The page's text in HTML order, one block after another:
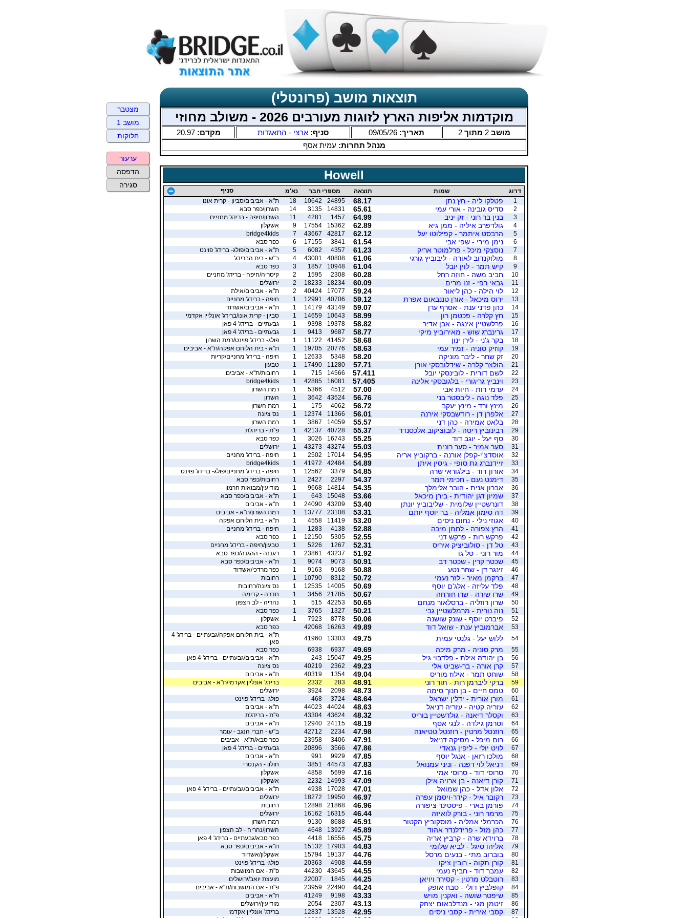
תוצאות מושב (פרונטלי)
מוקדמות אליפות הארץ לזוגות מעורבים 2026 - משולב מחוזי
מושב 2 מתוך 2 תאריך:09/05/26 סניף: ארצי - התאגדות מקדם:20.97
מנהל תחרות: עמית אסף
Howell
דרוג שמות תוצאה מספרי חבר נא'מ
סניף
1
פטלקו ליה - חץ נתן 68.17
24895
10642
18
ת"א - אביבים/סביון - קרית אונו
2
סדיס גובינה - אורי עמי 65.61
14831
3135
14
השרון/כפר סבא
3
בנין בר רוני - זק יניב 64.99
1457
4281
11
השרון/חיפה - ברידג' מחניים
4
גולדפרב איליה - ממן גיא 62.89
15362
17554
9
אשקלון
5
הרבסט איתמר - קפילוטו יעל 62.12
42817
43667
7
bridge4kids
6
נימן מירי - שפי אבי 61.54
3841
17155
6
כפר סבא
7
נוסצקי מיכל - פרלמוטר אריק 61.23
4357
6082
5
ת"א - אביבים/פולג- ברידג' פוינט
8
מולוקנדוב לאורה - ליבוביץ גורגי 61.06
40808
43001
4
ב"ש - בית הברידג'
9
קיש תמר - לוין יובל 61.04
10948
1857
3
כפר סבא
10
חביב משה - חוזה רחל 60.28
2308
1595
2
קיסריה/חיפה - ברידג' מחניים
11
גבאי רפי - זנו מרים 60.09
18234
18233
2
ירושלים
12
לוי הילה - כהן ליאור 59.24
17077
40424
2
ת"א - אביבים/אילת
13
ירוס מיכאל - אורן טננבאום אפרת 59.12
40706
12991
1
חיפה - ברידג' מחניים
14
כהן פדני ענת - אסרף ערן 59.07
43149
14179
1
ת"א - אביבים/אשדוד
15
חץ קלרה - פכטמן רון 58.99
10643
14659
1
סביון - קרית אונו/ברידג' אונליין אקדמי
16
פרלשטיין אינגה - אבן אדיר 58.82
19378
9398
1
גבעתיים - ברידג' 4 פאן
17
גרינברג שוש - מאירוביץ מיקי 58.77
9687
9413
1
גבעתיים - ברידג' 4 פאן
18
בקר ג'ני - לירן ינון 58.68
41452
11122
1
פולג- ברידג' פוינט/רמת השרון
19
קוזיק סוניה - זמיר עמי 58.63
20776
19705
1
ת"א - בית הלוחם אפקה/ת"א - אביבים
20
זק שחר - ליבר מוניקה 58.20
5348
12633
1
חיפה - ברידג' מחניים/קריות
21
הולצר קלרה - שידלובסקי אורן 57.71
11280
17490
1
טבעון
22
לשם דורית - לובינסקי יובל 57.411
14566
715
1
רחובות/ת"א - אביבים
23
וינביץ גריגורי - בלגובסקי אלינה 57.405
16081
42885
1
bridge4kids
24
ערמי רות - חיות אבי 57.00
4512
5366
1
רמת השרון
25
פלד נוגה - ליבסטר בני 56.76
43524
3642
1
השרון
26
מינץ ורד - מינץ יעקב 56.72
4062
175
1
רמת השרון
27
אלפרן דן - רודשבסקי אירנה 56.01
11366
12374
1
נס ציונה
28
בלאט אמירה - כהן דני 55.57
14059
3867
1
רמת השרון
29
רבינוביץ ריטה - לובוציקוב אלכסנדר 55.37
40728
42137
1
פ''ת - ברידג'ת
30
סף יעל - יוגב דוד 55.25
16743
3026
1
כפר סבא
31
סער אמיר - סער רונית 55.03
43274
43273
1
ירושלים
32
אוסדצ'י-קפלן אורנה - ברקוביץ אריה 54.95
17014
2502
1
חיפה - ברידג' מחניים
33
זיידנברג גת סופי - גיסין איתן 54.89
42484
41972
1
bridge4kids
34
אורון דוד - בילגוראי שרה 54.85
3379
12562
1
חיפה - ברידג' מחניים/פולג- ברידג' פוינט
35
דימנט נעם - חכימי תמר 54.37
2297
2427
1
רחובות/כפר סבא
36
אברון אנית - הובר אלימלך 54.35
14814
9668
1
מודיעין/מבואות חרמון
37
שמיון דגן יהודית - בירן מיכאל 53.66
15048
643
1
ת"א - אביבים/כפר סבא
38
דונרשטיין שלומית - שליבוביץ יונתן 53.40
43209
24090
1
ת"א - אביבים
39
דה סימון אמליה - בר יוסף יותם 53.31
23108
13777
1
רמת השרון/ת"א - אביבים
40
אגוזי נילי - נחום ניסים 53.20
11419
4558
1
ת"א - בית הלוחם אפקה
41
הרץ צפורה - לחמן מיכה 52.88
4138
1283
1
חיפה - ברידג' מחניים
42
פרקש רות - פרקש דני 52.55
5305
12150
1
כפר סבא
43
טל דן - סולוביציק איריס 52.31
1267
5226
1
טבעון/חיפה - ברידג' מחניים
44
מור רוני - טל גו 51.92
43237
23861
1
רעננה - ההגנה/כפר סבא
45
שכטר קרין - שכטר דב 50.91
9073
9074
1
ת"א - אביבים/כפר סבא
46
זינגר דן - שחר נטע 50.88
9168
9163
1
כפר מרדכי/אשדוד
47
ברקמן מאיר - לזר נעמי 50.72
8312
10790
1
רחובות
48
פלד עליזה - אלג'ם יוסף 50.69
14005
12535
1
נס ציונה/רחובות
49
שרו שירה - שרו חורחה 50.67
21785
3456
1
חדרה - קדימה
50
שרון רוזליה - ברסלאור מנחם 50.65
42253
515
1
נהריה - לב הצפון
51
נוה נורית - מרמלשטיין גבי 50.21
1327
3765
1
כפר סבא
52
פיברט יוסף - שונק שושנה 50.06
8778
7923
1
אשקלון
53
אברמוביץ ענת - שואל דוד 49.89
16263
42068
כפר סבא
54
ללוש יעל - גלנטי עמית 49.75
13303
41960
ת"א - בית הלוחם אפקה/גבעתיים - ברידג' 4
פאן
55
מרק סוניה - מרק מיכה 49.69
6937
6938
כפר סבא
56
בן יהודה אילת - פלדבוי גיל 49.25
15047
243
ת"א - אביבים/גבעתיים - ברידג' 4 פאן
57
קרן אורה - בר-שביט אלי 49.23
2362
40219
נס ציונה
58
שוחט תמר - אילוז מוריס 49.04
1354
40319
ת"א - אביבים
59
ברקי ליברמן רות - תור רוני 48.91
283
2332
ברידג' אונליין אקדמי/ת"א - אביבים
60
טמס חיים - בן חנוך סימה 48.73
2098
3924
ירושלים
61
מורן אורית - ידלין ישראל 48.64
3724
468
פולג- ברידג' פוינט
62
עזריה קטיה - עזריה דניאל 48.63
44024
44023
ת"א - אביבים
63
וקסלר דיאנה - גולדשטיין בוריס 48.32
43624
43304
פ''ת - ברידג'ת
64
וסרמן גילדה - לנגי אסף 48.19
24115
12940
ת"א - אביבים
65
רוזנטל מרטין - רוזנטל טטיאנה 47.98
2234
42712
ב"ש - חברי הנגב - עומר
66
רום מיכל - מסיקה דניאל 47.91
3406
23958
כפר סבא/ת"א - אביבים
67
לויט יולי - ליפין גנאדי 47.86
3566
20896
גבעתיים - ברידג' 4 פאן
68
מולכו רזאן - אנגל יוסף 47.85
9929
991
ת"א - אביבים
69
דניאל לוי דפנה - וניני עמנואל 47.83
44573
3851
חולון - הקנטרי
70
סרוסי דוד - סרוסי אמי 47.16
5699
4858
אשקלון
71
קורן דיאנה - בן ארויה אילן 47.09
14993
2232
אשקלון
72
אלון אדל - כהן שמואל 47.01
17028
4938
ת"א - אביבים/גבעתיים - ברידג' 4 פאן
73
רקובר איל - קידר-ויסמן עפרה 46.97
19950
18272
ירושלים
74
פורמן בארי - פיסטינר ציפורה 46.96
21868
12898
רחובות
75
מרמר רוני - בורק לואיזה 46.44
16315
16162
ירושלים
76
הכרמלי אמליה - מוסקוביץ הקטור 45.91
8688
9130
רמת השרון
77
כהן מזל - פרידלנדר אהוד 45.89
13927
4648
השרון/נהריה - לב הצפון
78
ברוידא שרה - קרביץ אריה 45.75
16556
4418
כפר סבא/גבעתיים - ברידג' 4 פאן
79
אליהו סיגל - לביא שלומי 44.83
17903
15132
ת"א - אביבים/כפר סבא
80
בוברוב מתי - בנעים מרסל 44.76
19137
15794
אשקלון/אשדוד
81
קורן תקוה - רובין ציקו 44.59
4908
20363
פולג- ברידג' פוינט
82
עמבר דוד - חביף נעמי 44.55
43645
44230
פ"ת - אם המושבות
83
רוטבלט מרטין - קסירר ויויאן 44.25
1845
22007
מועצת יואב/ירושלים
84
קופלביץ דולי - סבח אופק 44.24
22490
23959
פ"ת - אם המושבות/ת"א - אביבים
85
שיפטר שושה - ואקנין מויש 43.33
9198
41249
ת"א - אביבים
86
זיטמן מגי - מנדלבאום יצחק 43.13
2307
2054
מודיעין/ירושלים
87
קסבי אירית - קסבי ניסים 42.95
13528
12837
ברידג' אונליין אקדמי
מצטבר
מושב 1
חלוקות
ערעור
הדפסה
סגירה